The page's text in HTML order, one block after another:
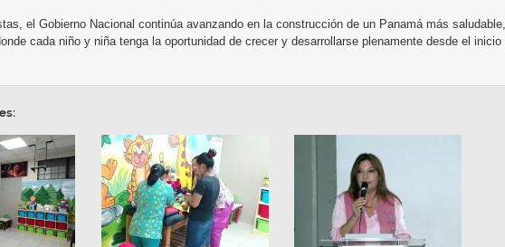
el Gobierno Nacional continúa avanzando en la construcción de un Panamá más saludable,
cada niño y niña tenga la oportunidad de crecer y desarrollarse plenamente desde el inicio